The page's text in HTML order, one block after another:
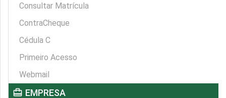
Consultar Matrícula
ContraCheque
Cédula C
Primeiro Acesso
Webmail
card_travel EMPRESA